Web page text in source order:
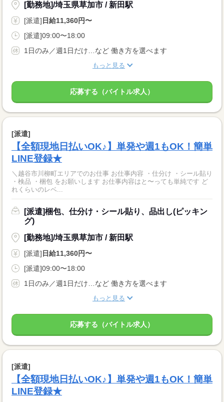
[勤務地]/埼玉県草加市 / 新田駅
[派遣] 日給11,360円〜
[派遣]09:00〜18:00
1日のみ／週1日だけ…など 働き方を選べます
もっと見る
応募する（バイトル求人）
[派遣]
【全額現地日払いOK♪】単発や週1もOK！簡単
LINE登録★
＼越谷市川柳町エリアでのお仕事 お仕事内容 ・仕分け ・シール貼り
・検品 ・梱包 をお願いします お仕事内容はと〜っても単純です ど
れくらいのレベ...
[派遣]梱包、仕分け・シール貼り、品出し(ピッキン
グ)
[勤務地]/埼玉県草加市 / 新田駅
[派遣] 日給11,360円〜
[派遣]09:00〜18:00
1日のみ／週1日だけ…など 働き方を選べます
もっと見る
応募する（バイトル求人）
[派遣]
【全額現地日払いOK♪】単発や週1もOK！簡単
LINE登録★